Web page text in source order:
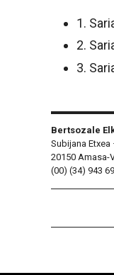
1.
2.
3.
Bertsozale
Subijana Etxea
20150 Amasa-
(00) (34) 943